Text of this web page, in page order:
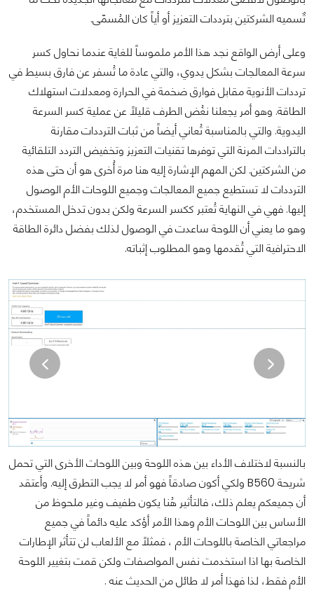
تٌسميه الشركتين بترددات التعزيز أو أياً كان المُسمّى.
وعلى أرض الواقع نجد هذا الأمر ملموساً للغاية عندما نحاول كسر
سرعة المعالجات بشكل يدوي، والتي عادة ما تُسفر عن فارق بسيط في
ترددات الأنوية مقابل فوارق ضخمة في الحرارة ومعدلات استهلاك
الطاقة. وهو أمر يجعلنا نغُض الطرف قليلاً عن عملية كسر السرعة
اليدوية. والتي بالمناسبة تُعاني أيضاً من ثبات الترددات مقارنة
بالتراددات المرنة التي توفرها تقنيات التعزيز وتخفيض التردد التلقائية
من الشركتين. لكن المهم الإشارة إليه هنا مرة أُخرى هو أن حتى هذه
الترددات لا تستطيع جميع المعالجات وجميع اللوحات الأم الوصول
إليها. فهي في النهاية تُعتبر ككسر السرعة ولكن بدون تدخل المستخدم،
وهو ما يعني أن اللوحة ساعدت في الوصول لذلك بفضل دائرة الطاقة
الاحترافية التي تُقدمها وهو المطلوب إثباته.
بالنسبة لاختلاف الأداء بين هذه اللوحة وبين اللوحات الأخرى التي تحمل
شريحة B560 ولكي أكون صادقاً فهو أمر لا يجب التطرق إليه. وأعتقد
أن جميعكم يعلم ذلك، فالتأثير هُنا يكون طفيف وغير ملحوظ من
الأساس بين اللوحات الأم وهذا الأمر أؤكد عليه دائماً في جميع
مراجعاتي الخاصة باللوحات الأم ، فمثلاً مع الألعاب لن تتأثر الإطارات
الخاصة بها اذا استخدمت نفس المواصفات ولكن قمت بتغيير اللوحة
الأم فقط، لذا فهذا أمر لا طائل من الحديث عنه .